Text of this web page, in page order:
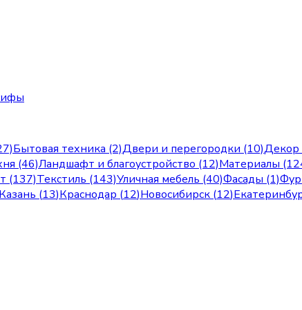
Бытовая техника (2)Двери и перегородки (10)Декор
(46)Ландшафт и благоустройство (12)Материалы
(137)Текстиль (143)Уличная мебель (40)Фасады (1)
Казань (13)Краснодар (12)Новосибирск (12)